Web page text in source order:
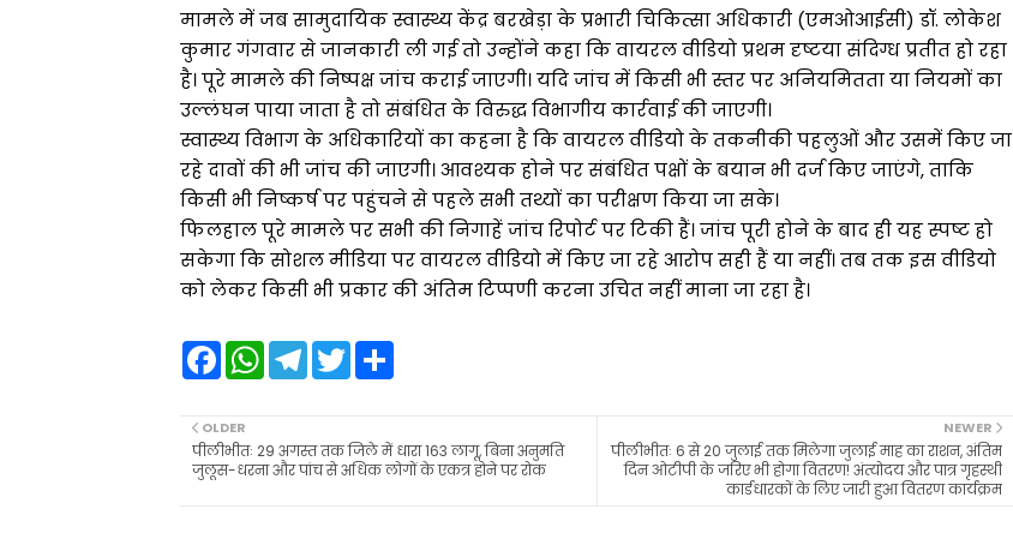
मामले में जब सामुदायिक स्वास्थ्य केंद्र बरखेड़ा के प्रभारी चिकित्सा अधिकारी (एमओआईसी) डॉ. लोकेश
कुमार गंगवार से जानकारी ली गई तो उन्होंने कहा कि वायरल वीडियो प्रथम दृष्टया संदिग्ध प्रतीत हो रहा
है। पूरे मामले की निष्पक्ष जांच कराई जाएगी। यदि जांच में किसी भी स्तर पर अनियमितता या नियमों का
उल्लंघन पाया जाता है तो संबंधित के विरुद्ध विभागीय कार्रवाई की जाएगी।
स्वास्थ्य विभाग के अधिकारियों का कहना है कि वायरल वीडियो के तकनीकी पहलुओं और उसमें किए जा
रहे दावों की भी जांच की जाएगी। आवश्यक होने पर संबंधित पक्षों के बयान भी दर्ज किए जाएंगे, ताकि
किसी भी निष्कर्ष पर पहुंचने से पहले सभी तथ्यों का परीक्षण किया जा सके।
फिलहाल पूरे मामले पर सभी की निगाहें जांच रिपोर्ट पर टिकी हैं। जांच पूरी होने के बाद ही यह स्पष्ट हो
सकेगा कि सोशल मीडिया पर वायरल वीडियो में किए जा रहे आरोप सही हैं या नहीं। तब तक इस वीडियो
को लेकर किसी भी प्रकार की अंतिम टिप्पणी करना उचित नहीं माना जा रहा है।
F
a
b
o
o
W
A
p
T
e
r
a
T
e
r
S
NEWER
पीलीभीतः 6 से 20 जुलाई तक मिलेगा जुलाई माह का राशन, अंतिम
दिन ओटीपी के जरिए भी होगा वितरण! अंत्योदय और पात्र गृहस्थी
कार्डधारकों के लिए जारी हुआ वितरण कार्यक्रम
OLDER
पीलीभीतः 29 अगस्त तक जिले में धारा 163 लागू, बिना अनुमति
जुलूस-धरना और पांच से अधिक लोगों के एकत्र होने पर रोक